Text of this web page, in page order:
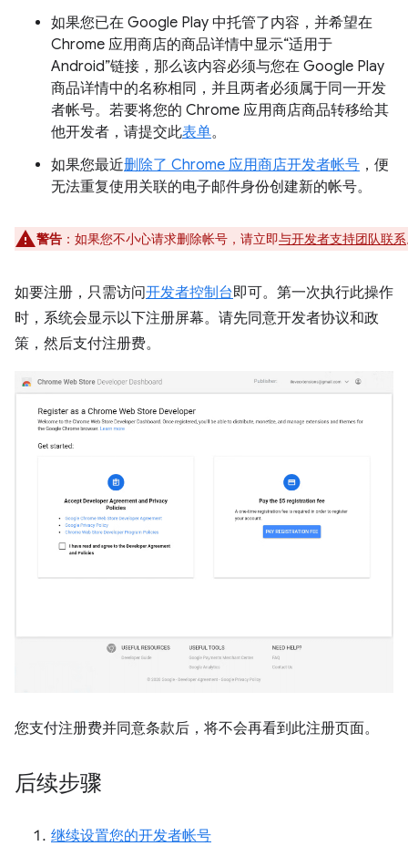
如果您已在 Google Play 中托管了内容，并希望在
Chrome 应用商店的商品详情中显示“适用于
Android”链接，那么该内容必须与您在 Google Play
商品详情中的名称相同，并且两者必须属于同一开发
者帐号。若要将您的 Chrome 应用商店商品转移给其
他开发者，请提交此表单。
如果您最近删除了 Chrome 应用商店开发者帐号 ，便
无法重复使用关联的电子邮件身份创建新的帐号。
警告 ：如果您不小心请求删除帐号，请立即与开发者支持团队联系
如要注册，只需访问开发者控制台即可。第一次执行此操作
时，系统会显示以下注册屏幕。请先同意开发者协议和政
策，然后支付注册费。
您支付注册费并同意条款后，将不会再看到此注册页面。
后续步骤
继续设置您的开发者帐号